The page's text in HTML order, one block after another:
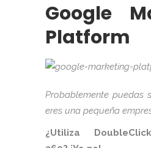
Google
Platform
Probablemente puedas
eres una pequeña
¿Utiliza